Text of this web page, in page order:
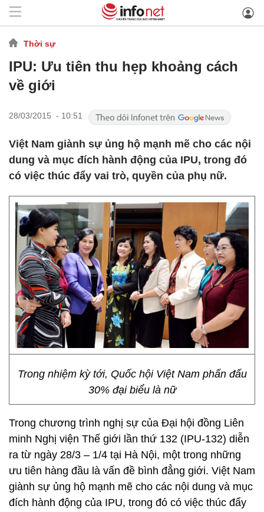
Thời sự
IPU: Ưu tiên thu hẹp khoảng cách
về giới
28/03/2015 - 10:51
Việt Nam giành sự ủng hộ mạnh mẽ cho các nội
dung và mục đích hành động của IPU, trong đó
có việc thúc đẩy vai trò, quyền của phụ nữ.
Trong nhiệm kỳ tới, Quốc hội Việt Nam phấn đấu
30% đại biểu là nữ
Trong chương trình nghị sự của Đại hội đồng Liên
minh Nghị viện Thế giới lần thứ 132 (IPU-132) diễn
ra từ ngày 28/3 – 1/4 tại Hà Nội, một trong những
ưu tiên hàng đầu là vấn đề bình đẳng giới. Việt Nam
giành sự ủng hộ mạnh mẽ cho các nội dung và mục
đích hành động của IPU, trong đó có việc thúc đẩy